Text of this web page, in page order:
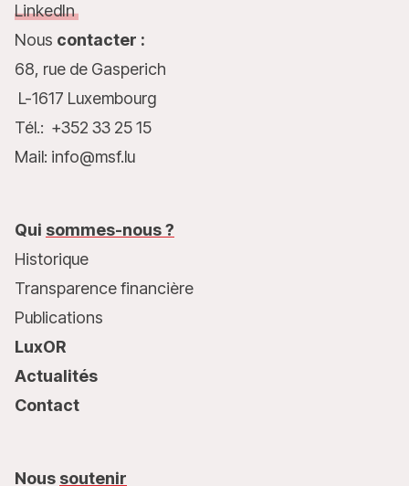
LinkedIn
Nous contacter :
68, rue de Gasperich
L-1617 Luxembourg
Tél.: +352 33 25 15
Mail: info@msf.lu
Qui sommes-nous ?
Historique
Transparence financière
Publications
LuxOR
Actualités
Contact
Nous soutenir